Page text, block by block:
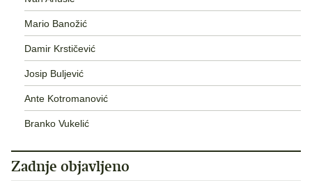
Mario Banožić
Damir Krstičević
Josip Buljević
Ante Kotromanović
Branko Vukelić
Zadnje objavljeno